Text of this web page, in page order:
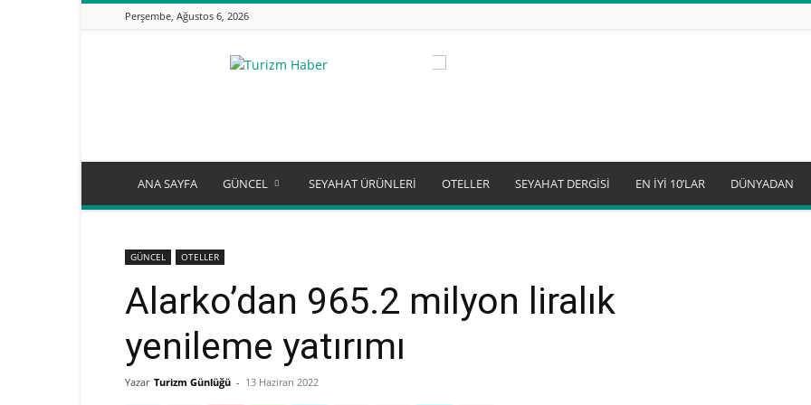
Perşembe, Ağustos 6, 2026
Turizm
ANA SAYFA GÜNCEL SEYAHAT ÜRÜNLERİ OTELLER SEYAHAT DERGİSİ EN İYİ 10’LAR DÜNYADAN
GÜNCEL OTELLER
Alarko’dan 965.2 milyon liralık
yenileme yatırımı
Yazar Turizm Günlüğü - 13 Haziran 2022